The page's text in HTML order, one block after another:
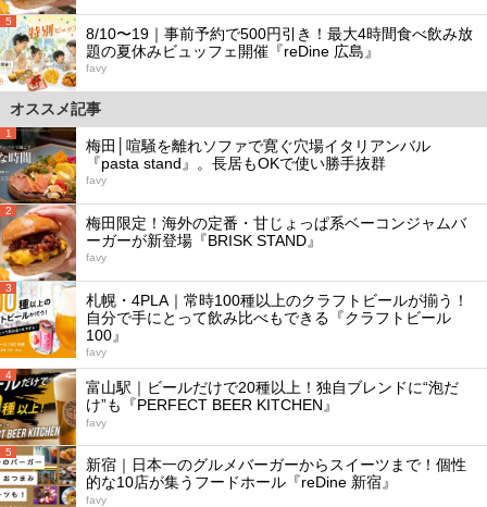
5
8/10〜19｜事前予約で500円引き！最大4時間食べ飲み放
題の夏休みビュッフェ開催『reDine 広島』
favy
オススメ記事
1
梅田│喧騒を離れソファで寛ぐ穴場イタリアンバル
『pasta stand』。長居もOKで使い勝手抜群
favy
2
梅田限定！海外の定番・甘じょっぱ系ベーコンジャムバ
ーガーが新登場『BRISK STAND』
favy
3
札幌・4PLA｜常時100種以上のクラフトビールが揃う！
自分で手にとって飲み比べもできる『クラフトビール
100』
favy
4
富山駅｜ビールだけで20種以上！独自ブレンドに“泡だ
け”も『PERFECT BEER KITCHEN』
favy
5
新宿｜日本一のグルメバーガーからスイーツまで！個性
的な10店が集うフードホール『reDine 新宿』
favy